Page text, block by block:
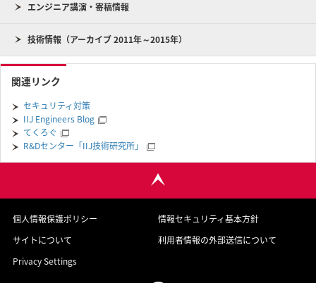
エンジニア講演・寄稿情報
技術情報（アーカイブ 2011年～2015年）
関連リンク
セキュリティ対策
IIJ Engineers Blog
てくろぐ
R&Dセンター「IIJ技術研究所」
個人情報保護ポリシー
情報セキュリティ基本方針
サイトについて
利用者情報の外部送信について
Privacy Settings